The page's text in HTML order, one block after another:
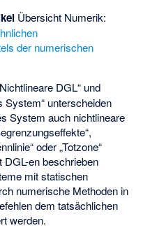
Übersicht Numerik:
der numerischen
DGL“ und
System“ unterscheiden
System auch nichtlineare
oder „Totzone“
DGL-en beschrieben
mit statischen
numerische Methoden in
dem tatsächlichen
werden.